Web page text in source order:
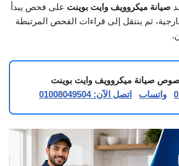
صيانة ميكروويف وايت بوينت على فحص يبدأ
ثم ينتقل إلى قراءات الفحص المرتبطة
صيانة ميكروويف وايت بوينت
واتساب اتصل الآن: 01008049504